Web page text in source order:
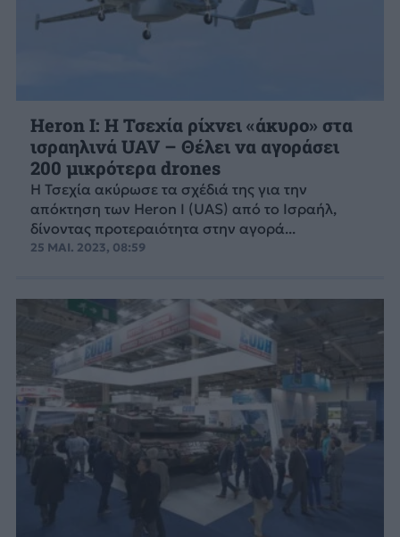
Heron I: H Τσεχία ρίχνει «άκυρο» στα
ισραηλινά UAV – Θέλει να αγοράσει
200 μικρότερα drones
Η Τσεχία ακύρωσε τα σχέδιά της για την
απόκτηση των Heron I (UAS) από το Ισραήλ,
δίνοντας προτεραιότητα στην αγορά...
25 ΜΑΙ. 2023, 08:59